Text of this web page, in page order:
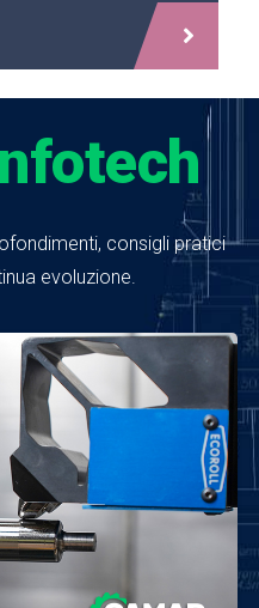
consigli pratici
evoluzione.